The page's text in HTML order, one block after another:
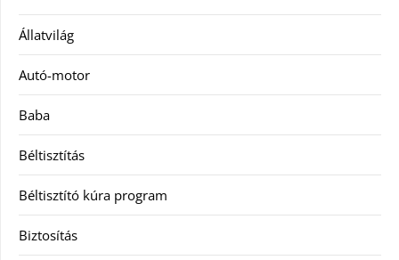
Állatvilág
Autó-motor
Baba
Béltisztítás
Béltisztító kúra program
Biztosítás